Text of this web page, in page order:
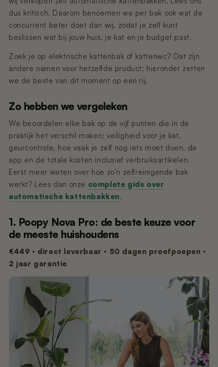
€14,99
€14,99
Nano 3 - Bentoniet-filter
€14,99
Nano 3 - Magneetclip
€14,99
kabel)
€11,99
€14,99
Nano 2 – Trommelring (Zwart)
€14,99
dus kritisch. Daarom benoemen we per bak ook wat de
concurrent beter doet dan wij, zodat je zelf kunt
beslissen wat bij jouw huis, je kat en je budget past.
Zoek je op elektrische kattenbak of kattenwc? Dat zijn
andere namen voor hetzelfde product; hieronder zetten
we de beste van dit moment op een rij.
Zo hebben we vergeleken
We beoordelen elke bak op de vijf punten die in de
praktijk het verschil maken: veiligheid voor je kat,
geurcontrole, hoe vaak je zelf nog iets moet doen, de
app en de totale kosten inclusief verbruiksartikelen.
Eerst meer weten over hoe zo'n zelfreinigende bak
werkt? Lees dan onze complete gids over
automatische kattenbakken.
1. Poopy Nova Pro: de beste keuze voor
de meeste huishoudens
€449 · direct leverbaar · 50 dagen proefpoepen ·
2 jaar garantie